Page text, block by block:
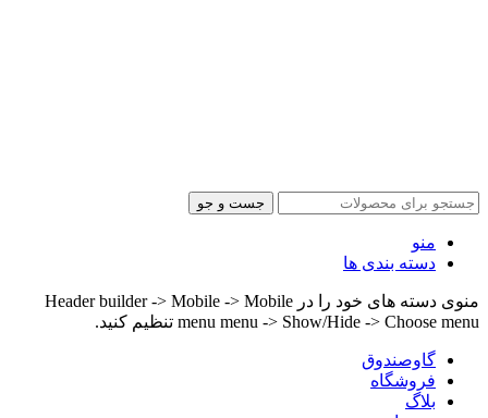
جست و جو
منو
دسته بندی ها
منوی دسته های خود را در Header builder -> Mobile -> Mobile
menu menu -> Show/Hide -> Choose menu تنظیم کنید.
گاوصندوق
فروشگاه
بلاگ